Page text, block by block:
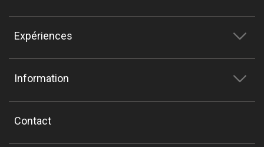
Expériences
Information
Contact